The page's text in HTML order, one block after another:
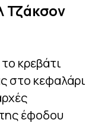
Τζάκσον
κρεβάτι
στο κεφαλάρι
έφοδου